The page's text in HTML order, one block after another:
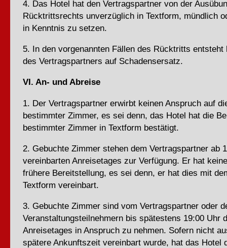
4. Das Hotel hat den Vertragspartner von der
Rücktrittsrechts unverzüglich in Textform, mündlich
in Kenntnis zu setzen.
5. In den vorgenannten Fällen des Rücktritts entsteht
des Vertragspartners auf Schadensersatz.
VI. An- und Abreise
1. Der Vertragspartner erwirbt keinen Anspruch auf
bestimmter Zimmer, es sei denn, das Hotel hat die
bestimmter Zimmer in Textform bestätigt.
2. Gebuchte Zimmer stehen dem Vertragspartner ab
vereinbarten Anreisetages zur Verfügung. Er hat
frühere Bereitstellung, es sei denn, er hat dies mit
Textform vereinbart.
3. Gebuchte Zimmer sind vom Vertragspartner oder
Veranstaltungsteilnehmern bis spätestens 19:00 Uhr
Anreisetages in Anspruch zu nehmen. Sofern nicht
spätere Ankunftszeit vereinbart wurde, hat das Hotel